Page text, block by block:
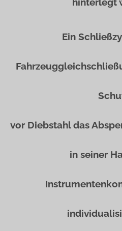
Ein
vor Diebstahl das
in seiner